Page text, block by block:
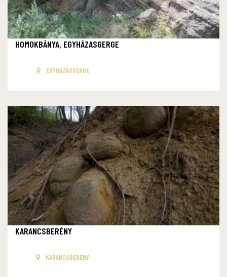
HOMOKBÁNYA, EGYHÁZASGERGE
EGYHÁZASGERGE
KARANCSBERÉNY
KARANCSBERÉNY